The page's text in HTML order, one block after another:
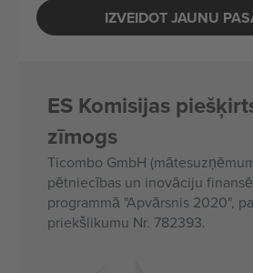
IZVEIDOT JAUNU
ES Komisijas
zīmogs
Ticombo GmbH
pētniecības un inovāciju
programmā "Apvārsnis 2020",
priekšlikumu Nr. 782393.